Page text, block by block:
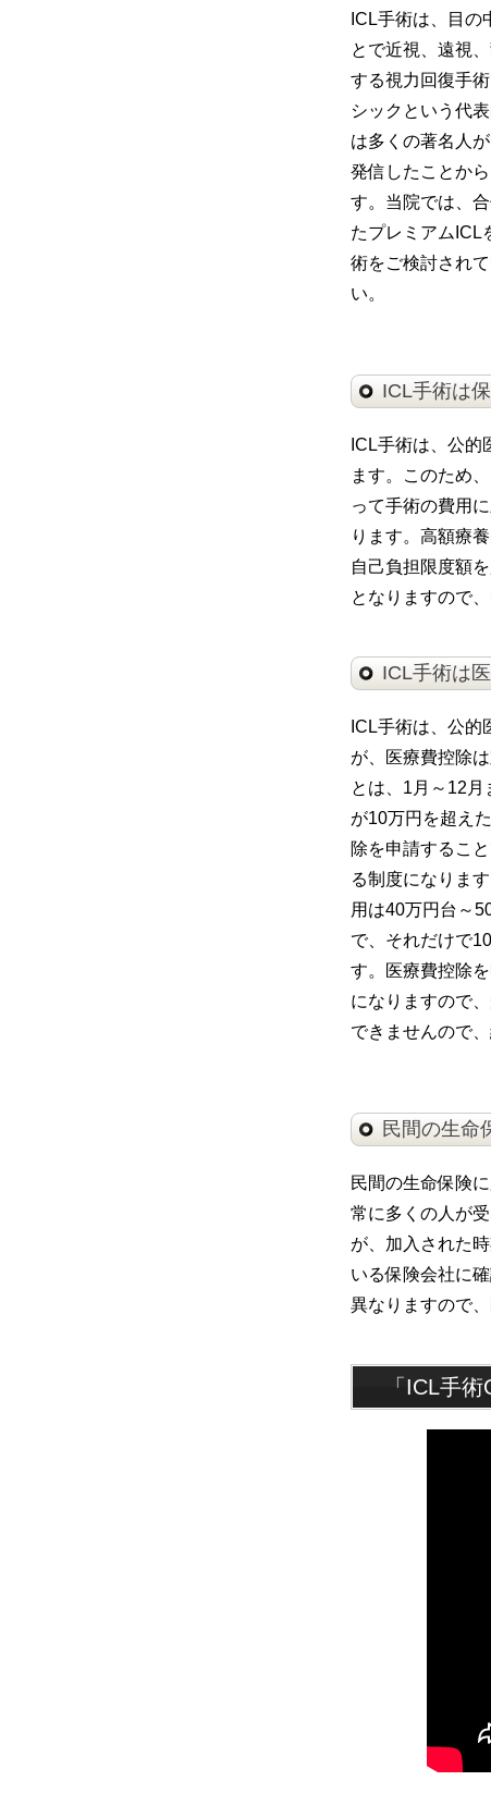
ICL手術は、目の
とで近視、遠視
する視力回復手
シックという代
は多くの著名人
発信したことか
す。当院では、
たプレミアムICL
術をご検討され
い。
ICL手術は
ICL手術は、公的
ます。このため
って手術の費用
ります。高額療
自己負担限度額
となりますので
ICL手術は
ICL手術は、公的
が、医療費控除
とは、1月～12
が10万円を超え
除を申請するこ
る制度になりま
用は40万円台～
で、それだけで
す。医療費控除
になりますので
できませんので
民間の生命
民間の生命保険
常に多くの人が
が、加入された
いる保険会社に
異なりますので
「ICL手